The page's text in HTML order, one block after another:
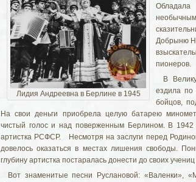
Лидия Андреевна в Берлине в 1945
Добрыню
пионеров.
В
ездила по
бойцов,
На свои деньги приобрела целую батарею
чистый голос и над поверженным Берлином. В 1942
артистка РСФСР. Несмотря на заслуги перед
довелось оказаться в местах лишения свободы.
глубину артистка постаралась донести до своих
Вот знаменитые песни Руслановой: «Валенки»,